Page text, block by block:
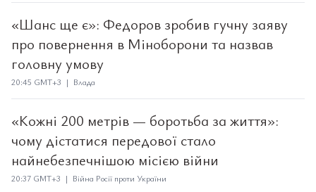
«Шанс ще є»: Федоров зробив гучну заяву
про повернення в Міноборони та назвав
головну умову
20:45 GMT+3 | Влада
«Кожні 200 метрів — боротьба за життя»:
чому дістатися передової стало
найнебезпечнішою місією війни
20:37 GMT+3 | Війна Росії проти України